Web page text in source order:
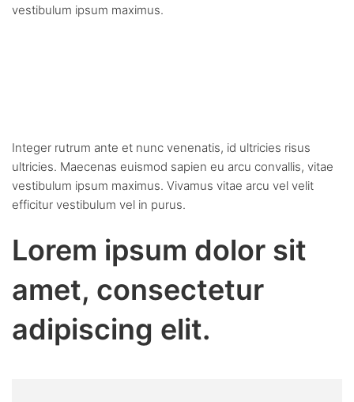
vestibulum ipsum maximus.
Integer rutrum ante et nunc venenatis, id ultricies risus
ultricies. Maecenas euismod sapien eu arcu convallis, vitae
vestibulum ipsum maximus. Vivamus vitae arcu vel velit
efficitur vestibulum vel in purus.
Lorem ipsum dolor sit
amet, consectetur
adipiscing elit.